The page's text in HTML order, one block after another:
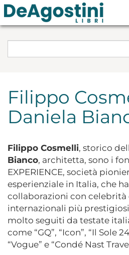
Filippo
Daniela
Filippo Cosmelli, storico
Bianco, architetta, sono i
EXPERIENCE, società
esperienziale in Italia, che
collaborazioni con celebrità
internazionali più
molto seguiti da testate
come “GQ”, “Icon”, “Il Sole
“Vogue” e “Condé Nast